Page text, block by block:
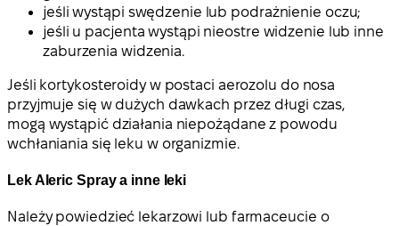
jeśli wystąpi swędzenie lub podrażnienie oczu;
jeśli u pacjenta wystąpi nieostre widzenie lub inne
zaburzenia widzenia.
Jeśli kortykosteroidy w postaci aerozolu do nosa
przyjmuje się w dużych dawkach przez długi czas,
mogą wystąpić działania niepożądane z powodu
wchłaniania się leku w organizmie.
Lek Aleric Spray a inne leki
Należy powiedzieć lekarzowi lub farmaceucie o